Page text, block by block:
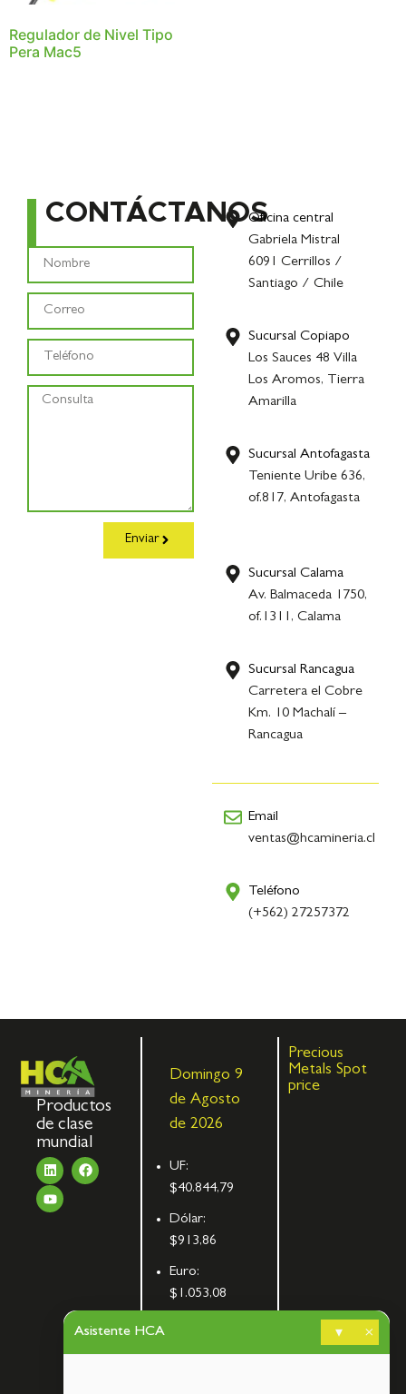
Asistente HCA ▾ ×
Regulador de Nivel Tipo
Pera Mac5
CONTÁCTANOS
Enviar
Oficina central
Gabriela Mistral
6091 Cerrillos /
Santiago / Chile
Sucursal Copiapo
Los Sauces 48 Villa
Los Aromos, Tierra
Amarilla
Sucursal Antofagasta
Teniente Uribe 636,
of.817, Antofagasta
Sucursal Calama
Av. Balmaceda 1750,
of.1311, Calama
Sucursal Rancagua
Carretera el Cobre
Km. 10 Machalí –
Rancagua
Email
ventas@hcamineria.cl
Teléfono
(+562) 27257372
Productos
de clase
mundial
Domingo 9
de Agosto
de 2026
UF:
$40.844,79
Dólar:
$913,86
Euro:
$1.053,08
Precious
Metals Spot
price